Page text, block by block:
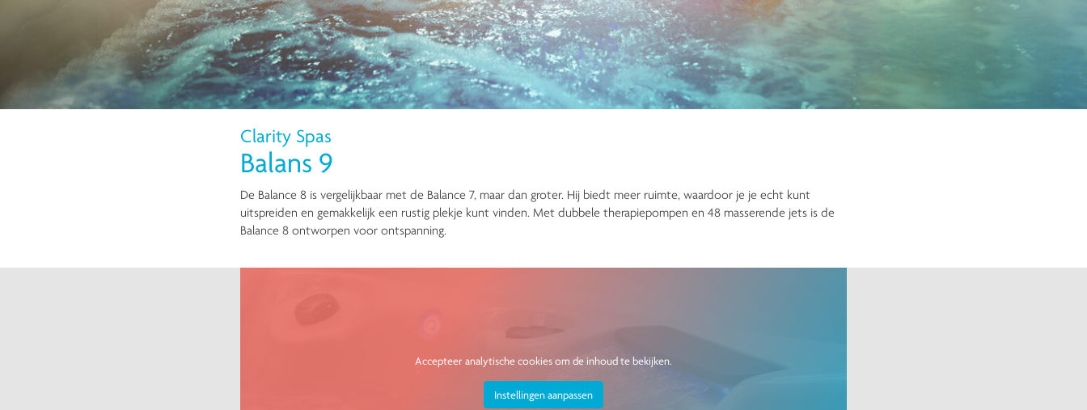
Clarity Spas
Balans 9
De Balance 8 is vergelijkbaar met de Balance 7, maar dan groter. Hij biedt meer ruimte, waardoor je je echt kunt
uitspreiden en gemakkelijk een rustig plekje kunt vinden. Met dubbele therapiepompen en 48 masserende jets is de
Balance 8 ontworpen voor ontspanning.
Accepteer analytische cookies om de inhoud te bekijken.
Instellingen aanpassen